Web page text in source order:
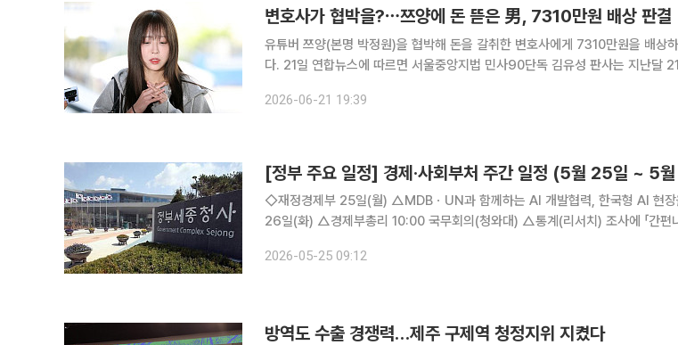
변호사가 협박을?⋯쯔양에 돈 뜯은 男, 7310만원 배상 판결
유튜버 쯔양(본명 박정원)을 협박해 돈을 갈취한 변호사에게 7310만원을 배상
다. 21일 연합뉴스에 따르면 서울중앙지법 민사90단독 김유성 판사는 지난달 21일 쯔양이 최 모 변
해액 2310만 원, 유튜브 및 광고 수익 감소분 300
2026-06-21 19:39
[정부 주요 일정] 경제·사회부처 주간 일정 (5월 25일 ~ 5
◇재정경제부 25일(월) △MDBㆍUN과 함께하는 AI 개발협력, 한국형 AI 현장을 국제사회와 공유
26일(화) △경제부총리 10:00 국무회의(청와대) △통계(리서치) 조사에 「간편나라통계」 활용하세
재 육성 △국가데이터처장, 데이터 전문기업 ‘엔코아
2026-05-25 09:12
방역도 수출 경쟁력…제주 구제역 청정지위 지켰다